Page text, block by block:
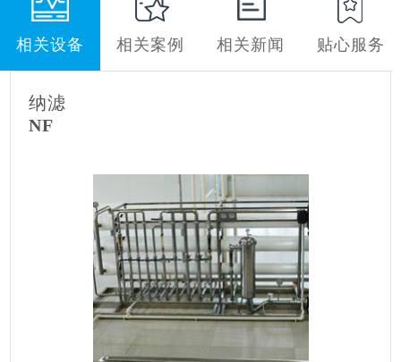
相关设备 相关案例 相关新闻 贴心服务
纳滤
NF